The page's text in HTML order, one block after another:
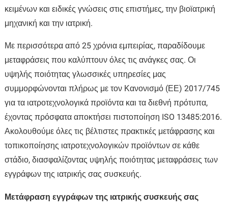
κειμένων και ειδικές γνώσεις στις επιστήμες, την βιοϊατρική
μηχανική και την ιατρική.
Με περισσότερα από 25 χρόνια εμπειρίας, παραδίδουμε
μεταφράσεις που καλύπτουν όλες τις ανάγκες σας. Οι
υψηλής ποιότητας γλωσσικές υπηρεσίες μας
συμμορφώνονται πλήρως με τον Κανονισμό (ΕΕ) 2017/745
για τα ιατροτεχνολογικά προϊόντα και τα διεθνή πρότυπα,
έχοντας πρόσφατα αποκτήσει πιστοποίηση ISO 13485:2016.
Ακολουθούμε όλες τις βέλτιστες πρακτικές μετάφρασης και
τοπικοποίησης ιατροτεχνολογικών προϊόντων σε κάθε
στάδιο, διασφαλίζοντας υψηλής ποιότητας μεταφράσεις των
εγγράφων της ιατρικής σας συσκευής.
Μετάφραση εγγράφων της ιατρικής συσκευής σας